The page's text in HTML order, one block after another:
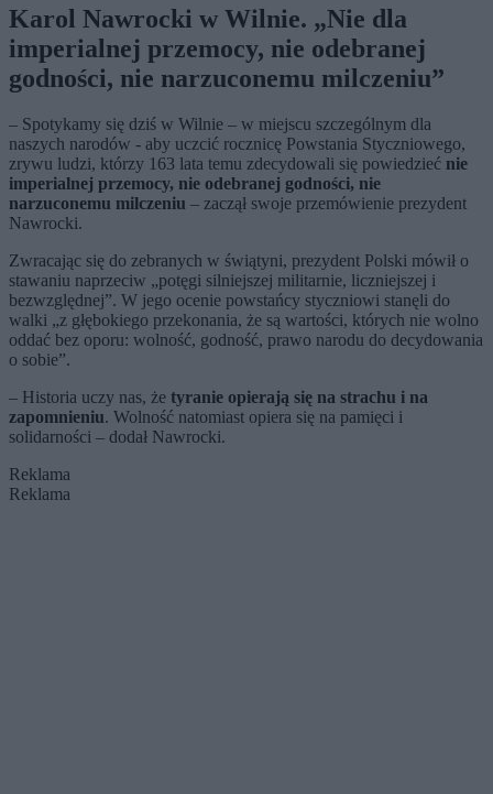
Karol Nawrocki w Wilnie. „Nie dla
imperialnej przemocy, nie odebranej
godności, nie narzuconemu milczeniu”
– Spotykamy się dziś w Wilnie – w miejscu szczególnym dla
naszych narodów - aby uczcić rocznicę Powstania Styczniowego,
zrywu ludzi, którzy 163 lata temu zdecydowali się powiedzieć nie
imperialnej przemocy, nie odebranej godności, nie
narzuconemu milczeniu – zaczął swoje przemówienie prezydent
Nawrocki.
Zwracając się do zebranych w świątyni, prezydent Polski mówił o
stawaniu naprzeciw „potęgi silniejszej militarnie, liczniejszej i
bezwzględnej”. W jego ocenie powstańcy styczniowi stanęli do
walki „z głębokiego przekonania, że są wartości, których nie wolno
oddać bez oporu: wolność, godność, prawo narodu do decydowania
o sobie”.
– Historia uczy nas, że tyranie opierają się na strachu i na
zapomnieniu. Wolność natomiast opiera się na pamięci i
solidarności – dodał Nawrocki.
Reklama
Reklama